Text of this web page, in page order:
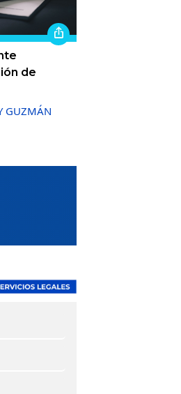
de
GUZMÁN